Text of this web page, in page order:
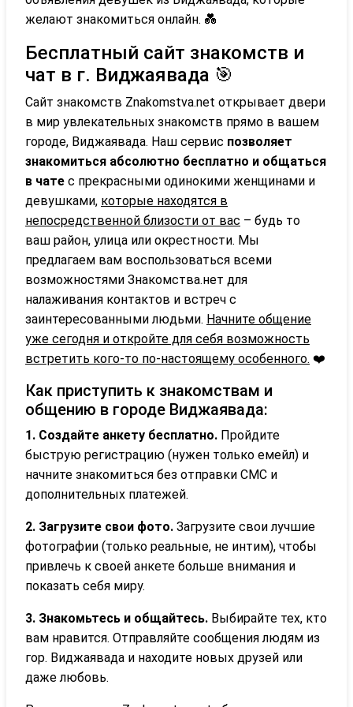
желают знакомиться онлайн. 💑
Бесплатный сайт знакомств и
чат в г. Виджаявада 🎯
Сайт знакомств Znakomstva.net открывает двери
в мир увлекательных знакомств прямо в вашем
городе, Виджаявада. Наш сервис позволяет
знакомиться абсолютно бесплатно и общаться
в чате с прекрасными одинокими женщинами и
девушками, которые находятся в
непосредственной близости от вас – будь то
ваш район, улица или окрестности. Мы
предлагаем вам воспользоваться всеми
возможностями Знакомства.нет для
налаживания контактов и встреч с
заинтересованными людьми. Начните общение
уже сегодня и откройте для себя возможность
встретить кого-то по-настоящему особенного. ❤️
Как приступить к знакомствам и
общению в городе Виджаявада:
1. Создайте анкету бесплатно. Пройдите
быструю регистрацию (нужен только емейл) и
начните знакомиться без отправки СМС и
дополнительных платежей.
2. Загрузите свои фото. Загрузите свои лучшие
фотографии (только реальные, не интим), чтобы
привлечь к своей анкете больше внимания и
показать себя миру.
3. Знакомьтесь и общайтесь. Выбирайте тех, кто
вам нравится. Отправляйте сообщения людям из
гор. Виджаявада и находите новых друзей или
даже любовь.